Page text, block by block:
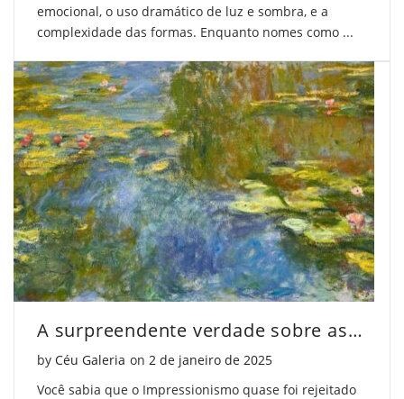
emocional, o uso dramático de luz e sombra, e a
complexidade das formas. Enquanto nomes como ...
A surpreendente verdade sobre as cores em obras impressionistas
by Céu Galeria on Posted on
2 de janeiro de 2025
Você sabia que o Impressionismo quase foi rejeitado